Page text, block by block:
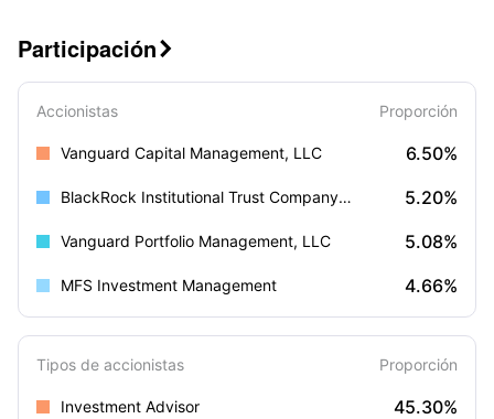
Participación 
Accionistas Proporción
Vanguard Capital Management, LLC 6.50%
BlackRock Institutional Trust Company, N.A. 5.20%
Vanguard Portfolio Management, LLC 5.08%
MFS Investment Management 4.66%
Tipos de accionistas Proporción
Investment Advisor 45.30%